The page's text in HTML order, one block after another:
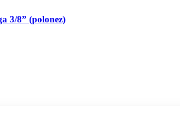
3/8” (polonez)